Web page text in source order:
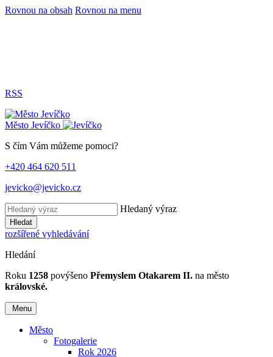
Rovnou na obsah Rovnou na menu
RSS
Město Jevíčko
S čím Vám můžeme pomoci?
+420 464 620 511
jevicko@jevicko.cz
Hledaný výraz
Hledat
rozšířené vyhledávání
Hledání
Roku 1258 povýšeno Přemyslem Otakarem II. na město
královské.
Menu
Město
Fotogalerie
Rok 2026